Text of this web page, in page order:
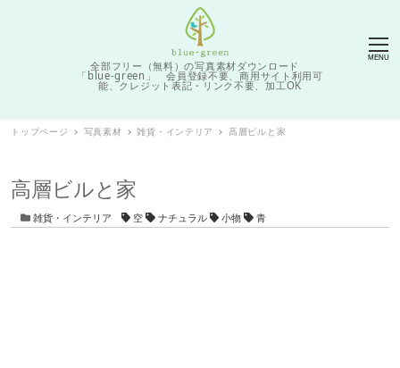
全部フリー（無料）の写真素材ダウンロード
「blue-green」 会員登録不要、商用サイト利用可
能、クレジット表記・リンク不要、加工OK
MENU
トップページ 写真素材 雑貨・インテリア 高層ビルと家
高層ビルと家
カテゴリー
雑貨・インテリア タグ空 ナチュラル 小物 青